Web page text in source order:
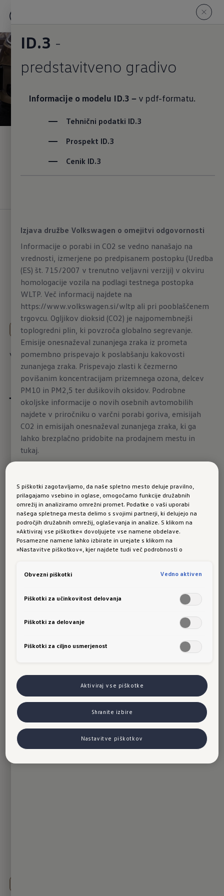
ID.3
Za polno življenje.
Popolnoma električen.
Kompakten, prostoren,
okreten. Spoznajte ID.3!
Vse (13) Glavne posebnosti (4) Tehnologija (2)
Več ozunanjosti
Povezani s
svetom
Volkswagnove digitalne storitve vam
omogočajo dostop do najrazličnejših možnosti,
ki olajšajo vaš vsakdan.
Vse (5)
Več o storitvah VW ConnectinVW
Takoj dobavljivavozilain
testna vožnja.
ID.3 -
predstavitveno gradivo
Informacije o modelu ID.3 − v pdf-formatu.
Tehnični podatki ID.3
Prospekt ID.3
Cenik ID.3
Izjava družbe Volkswagen o omejitvi odgovornosti
Informacije o porabi in CO2 se vedno nanašajo na
vrednosti, izmerjene po predpisanem postopku (Uredba
(ES) št. 715/2007 v trenutno veljavni verziji) v okviru
homologacije vozila na podlagi testnega postopka
WLTP. Več informacij najdete na
https://www.volkswagen.si/wltp ali pri pooblaščenem
trgovcu. Ogljikov dioksid (CO2) je najpomembnejši
toplogredni plin, ki povzroča globalno segrevanje.
Emisije onesnaževal zunanjega zraka iz prometa
pomembno prispevajo k poslabšanju kakovosti
zunanjega zraka. Prispevajo zlasti k čezmerno
povišanim koncentracijam prizemnega ozona, delcev
PM10 in PM2,5 ter dušikovih oksidov. Podrobne
okoljske informacije o novih osebnih avtomobilih
najdete v priročniku o varčni porabi goriva, emisijah
CO2 in emisijah onesnaževal zunanjega zraka, ki ga
lahko brezplačno pridobite na prodajnem mestu in
tukaj.
prikazani nekateri elementi dodatne opreme, ki so na
voljo za doplačilo. Za boljšo berljivost besedil smo v
povezavi z osebami uporabili moško ali žensko
slovnično obliko, ki pa se vedno nanaša nevtralno na
oba spola. Zahvaljujemo se vam za razumevanje.
ID.3:
Simbolna slika. 08/2026.
S piškotki zagotavljamo, da naše spletno mesto deluje pravilno,
prilagajamo vsebino in oglase, omogočamo funkcije družabnih
omrežij in analiziramo omrežni promet. Podatke o vaši uporabi
našega spletnega mesta delimo s svojimi partnerji, ki delujejo na
področjih družabnih omrežij, oglaševanja in analize. S klikom na
»Aktiviraj vse piškotke« dovoljujete vse namene obdelave.
Posamezne namene lahko izbirate in urejate s klikom na
»Nastavitve piškotkov«, kjer najdete tudi več podrobnosti o
Obvezni piškotki
Vedno aktiven
Piškotki za učinkovitost delovanja
Piškotki za delovanje
Piškotki za ciljno usmerjenost
Aktiviraj vse piškotke
Shranite izbire
Nastavitve piškotkov